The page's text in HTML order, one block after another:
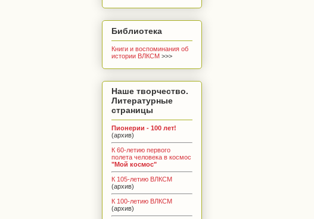
Библиотека
Книги и воспоминания об
истории ВЛКСМ >>>
Наше творчество.
Литературные
страницы
Пионерии - 100 лет!
(архив)
К 60-летию первого
полета человека в космос
"Мой космос"
К 105-летию ВЛКСМ
(архив)
К 100-летию ВЛКСМ
(архив)